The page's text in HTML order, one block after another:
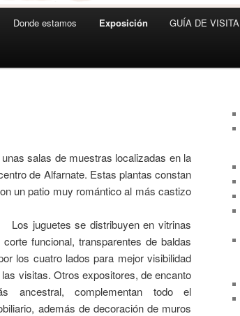
Donde estamos Exposición GUÍA DE VISITA
salas de muestras localizadas en la
de Alfarnate. Estas plantas constan
un patio muy romántico al más castizo
juguetes se distribuyen en vitrinas
corte funcional, transparentes de baldas
los cuatro lados para mejor visibilidad
las visitas. Otros expositores, de encanto
ancestral, complementan todo el
además de decoración de muros